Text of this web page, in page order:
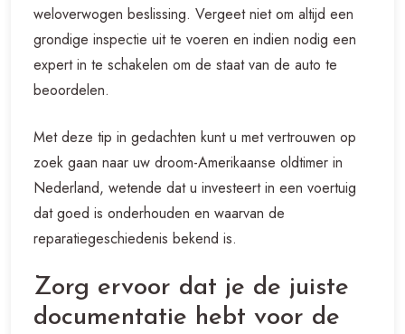
weloverwogen beslissing. Vergeet niet om altijd een
grondige inspectie uit te voeren en indien nodig een
expert in te schakelen om de staat van de auto te
beoordelen.
Met deze tip in gedachten kunt u met vertrouwen op
zoek gaan naar uw droom-Amerikaanse oldtimer in
Nederland, wetende dat u investeert in een voertuig
dat goed is onderhouden en waarvan de
reparatiegeschiedenis bekend is.
Zorg ervoor dat je de juiste
documentatie hebt voor de